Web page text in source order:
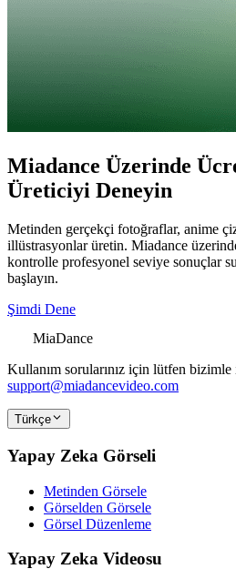
Miadance Üzerinde
Üreticiyi Deneyin
Metinden gerçekçi fotoğraflar, anime
illüstrasyonlar üretin. Miadance
kontrolle profesyonel seviye sonuçlar
başlayın.
Şimdi Dene
MiaDance
Kullanım sorularınız için lütfen
support@miadancevideo.com
Türkçe
Yapay Zeka Görseli
Metinden Görsele
Görselden Görsele
Görsel Düzenleme
Yapay Zeka Videosu